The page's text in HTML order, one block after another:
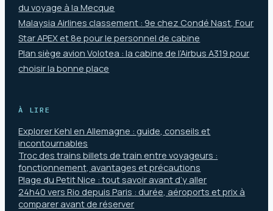
du voyage à la Mecque
Malaysia Airlines classement : 9e chez Condé Nast, Four
Star APEX et 8e pour le personnel de cabine
Plan siège avion Volotea : la cabine de l’Airbus A319 pour
choisir la bonne place
À LIRE
Explorer Kehl en Allemagne : guide, conseils et
incontournables
Troc des trains billets de train entre voyageurs :
fonctionnement, avantages et précautions
Plage du Petit Nice : tout savoir avant d’y aller
24h40 vers Rio depuis Paris : durée, aéroports et prix à
comparer avant de réserver